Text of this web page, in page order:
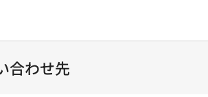
合わせ先